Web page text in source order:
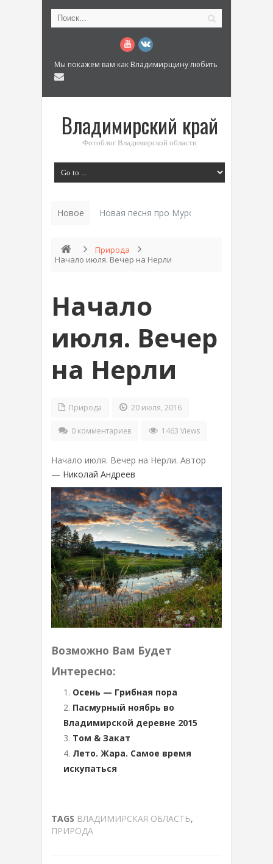
Мы покажем вам как Владимирщину любить
Владимирский край
Фотоблог Владимирской области
Новое Новая песня про Муром: «Былинный
Природа
Начало июля. Вечер на Нерли
Начало
июля. Вечер
на Нерли
Природа 20 июля, 2016
0 комментариев 1463 Views
Начало июля. Вечер на Нерли. Автор
— Николай Андреев
Возможно Вам Будет
Интересно:
Осень — Грибная пора
Пасмурный ноябрь во
Владимирской деревне 2015
Том & Закат
Лето. Жара. Самое время
искупаться
TAGS ВЛАДИМИРСКАЯ ОБЛАСТЬ,
ПРИРОДА